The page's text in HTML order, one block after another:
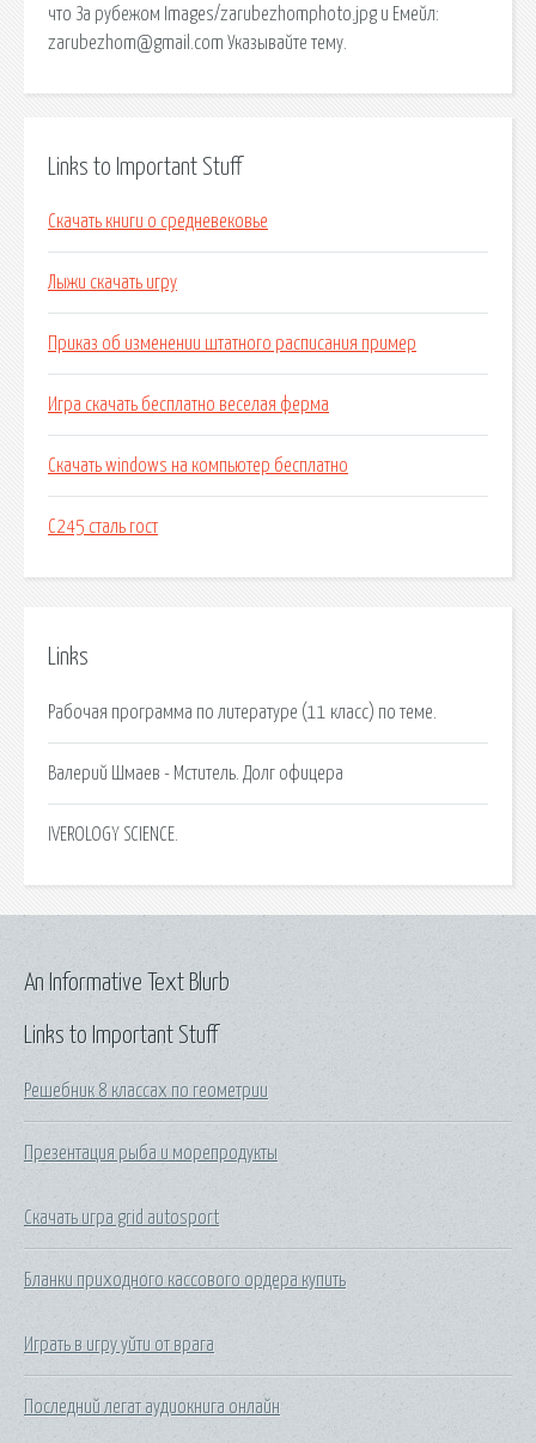
что За рубежом Images/zarubezhomphoto.jpg и Емейл:
zarubezhom@gmail.com Указывайте тему.
Links to Important Stuff
Скачать книги о средневековье
Лыжи скачать игру
Приказ об изменении штатного расписания пример
Игра скачать бесплатно веселая ферма
Скачать windows на компьютер бесплатно
С245 сталь гост
Links
Рабочая программа по литературе (11 класс) по теме.
Валерий Шмаев - Мститель. Долг офицера
IVEROLOGY SCIENCE.
Links to Important Stuff
Решебник 8 классах по геометрии
Презентация рыба и морепродукты
Скачать игра grid autosport
Бланки приходного кассового ордера купить
Играть в игру уйти от врага
Последний легат аудиокнига онлайн
An Informative Text Blurb